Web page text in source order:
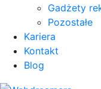
Gadżety
Pozostałe
Kariera
Kontakt
Blog